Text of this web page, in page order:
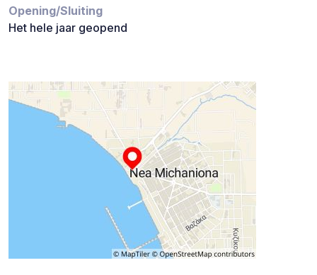
Opening/Sluiting
Het hele jaar geopend